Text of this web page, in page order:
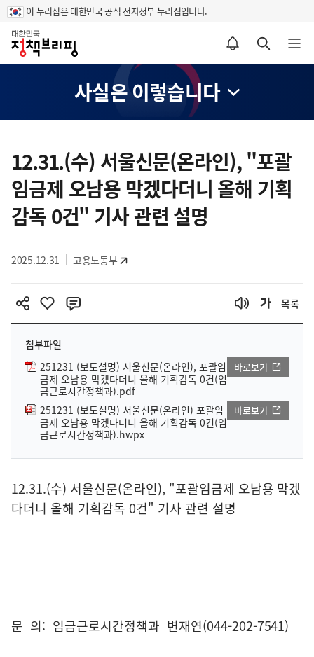
이 누리집은 대한민국 공식 전자정부 누리집입니다.
홈
알림설정 바로가기 검색 바로가기 메뉴 열기
사실은 이렇습니다
텐
츠
영
역
12.31.(수) 서울신문(온라인), "포괄
임금제 오남용 막겠다더니 올해 기획
감독 0건" 기사 관련 설명
2025.12.31 고용노동부
목록
첨부파일
251231 (보도설명) 서울신문(온라인), 포괄임
금제 오남용 막겠다더니 올해 기획감독 0건(임
금근로시간정책과).pdf
바로보기
251231 (보도설명) 서울신문(온라인) 포괄임
금제 오남용 막겠다더니 올해 기획감독 0건(임
금근로시간정책과).hwpx
바로보기
12.31.(수) 서울신문(온라인), "포괄임금제 오남용 막겠
다더니 올해 기획감독 0건" 기사 관련 설명
문 의: 임금근로시간정책과 변재연(044-202-7541)